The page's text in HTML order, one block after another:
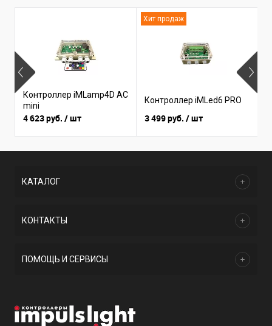
Контроллер iMLamp4D AC
mini
4 623 руб. / шт
Хит продаж
Контроллер iMLed6 PRO
3 499 руб. / шт
КАТАЛОГ
КОНТАКТЫ
ПОМОЩЬ И СЕРВИСЫ